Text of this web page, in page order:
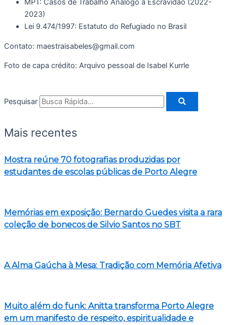
MPT: Casos de Trabalho Análogo à Escravidão (2022-
2023)
Lei 9.474/1997: Estatuto do Refugiado no Brasil
Contato: maestraisabeles@gmail.com
Foto de capa crédito: Arquivo pessoal de Isabel Kurrle
Pesquisar
Mais recentes
Mostra reúne 70 fotografias produzidas por
estudantes de escolas públicas de Porto Alegre
Memórias em exposição: Bernardo Guedes visita a rara
coleção de bonecos de Silvio Santos no SBT
A Alma Gaúcha à Mesa: Tradição com Memória Afetiva
Muito além do funk: Anitta transforma Porto Alegre
em um manifesto de respeito, espiritualidade e